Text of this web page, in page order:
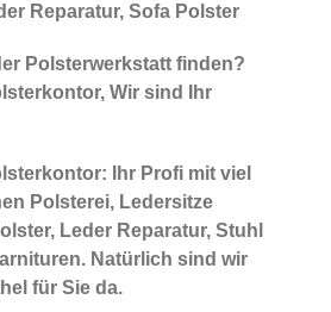
Reparatur, Sofa Polster
Polsterwerkstatt finden?
Wir sind Ihr
Ihr Profi mit viel
Polsterei, Ledersitze
Leder Reparatur, Stuhl
Natürlich sind wir
für Sie da.